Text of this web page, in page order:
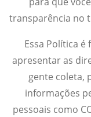
transparência no
Essa Política
apresentar as
gente coleta,
informações
pessoais como